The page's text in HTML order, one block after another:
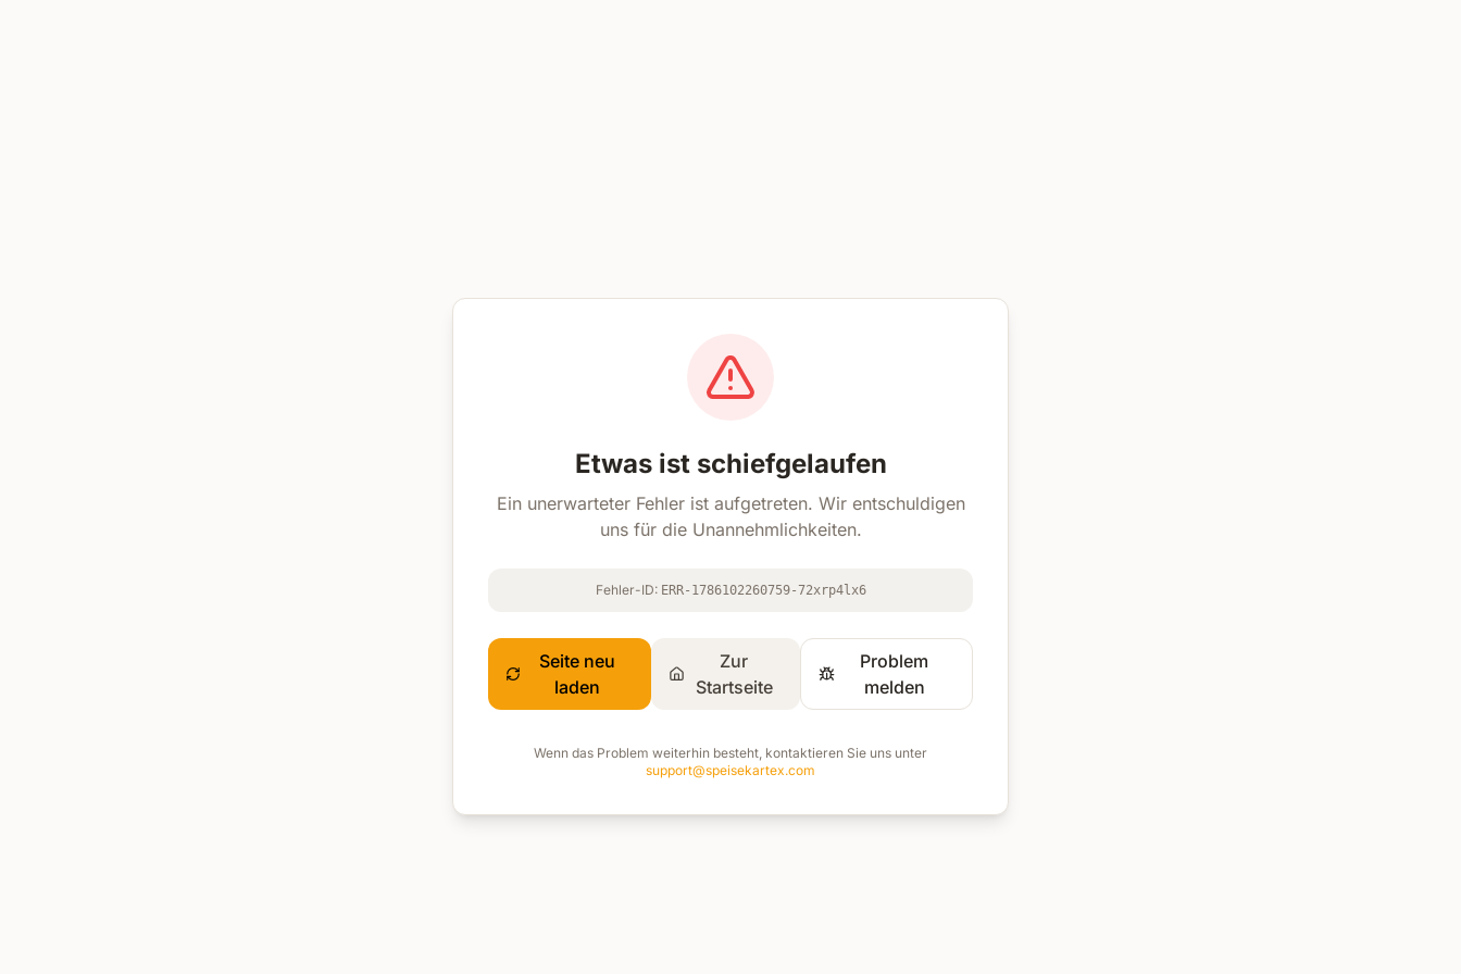
Etwas ist schiefgelaufen
Ein unerwarteter Fehler ist aufgetreten. Wir entschuldigen
uns für die Unannehmlichkeiten.
Fehler-ID: ERR-1786102260759-72xrp4lx6
Seite neu
laden
Zur
Startseite
Problem
melden
Wenn das Problem weiterhin besteht, kontaktieren Sie uns unter
support@speisekartex.com